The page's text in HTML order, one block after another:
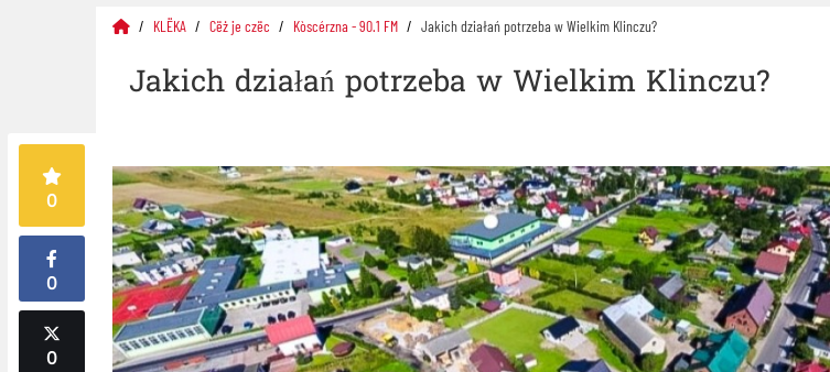
KLËKA Cëż je czëc Kòscérzna - 90.1 FM Jakich działań potrzeba w Wielkim Klinczu?
Jakich działań potrzeba w Wielkim Klinczu?
0
0
0